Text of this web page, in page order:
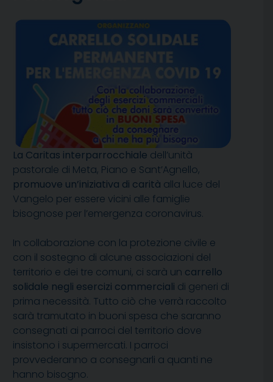
La Caritas interparrocchiale dell’unità
pastorale di Meta, Piano e Sant’Agnello,
promuove un’iniziativa di carità alla luce del
Vangelo per essere vicini alle famiglie
bisognose per l’emergenza coronavirus.
In collaborazione con la protezione civile e
con il sostegno di alcune associazioni del
territorio e dei tre comuni, ci sarà un carrello
solidale negli esercizi commerciali di generi di
prima necessità. Tutto ciò che verrà raccolto
sarà tramutato in buoni spesa che saranno
consegnati ai parroci del territorio dove
insistono i supermercati. I parroci
provvederanno a consegnarli a quanti ne
hanno bisogno.